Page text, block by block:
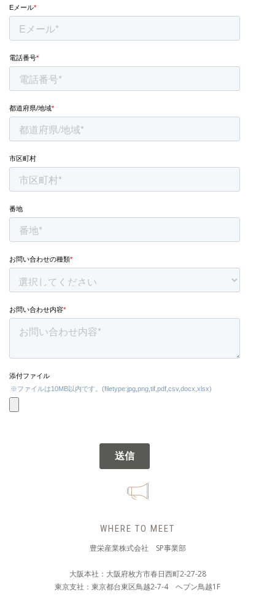
WHERE TO MEET
豊栄産業株式会社 SP事業部
大阪本社：大阪府枚方市春日西町2-27-28
東京支社：東京都台東区鳥越2-7-4 ヘブン鳥越1F